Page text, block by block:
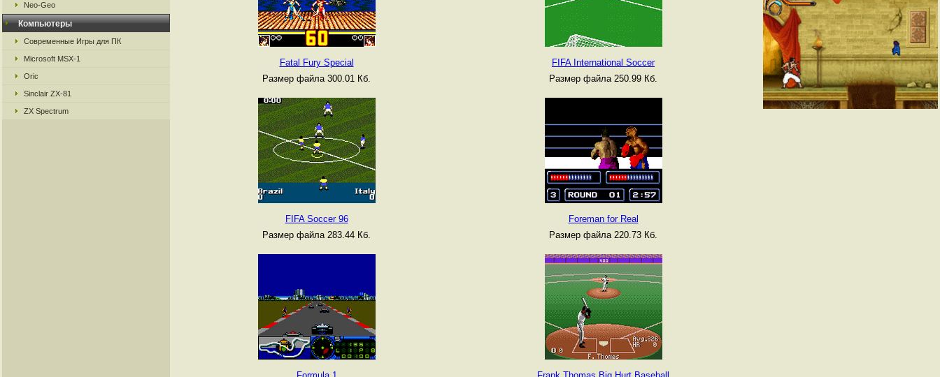
Neo-Geo
Компьютеры
Современные Игры для ПК
Microsoft MSX-1
Oric
Sinclair ZX-81
ZX Spectrum
Fatal Fury Special
Размер файла 300.01 Кб.
FIFA International Soccer
Размер файла 250.99 Кб.
FIFA Soccer 96
Размер файла 283.44 Кб.
Foreman for Real
Размер файла 220.73 Кб.